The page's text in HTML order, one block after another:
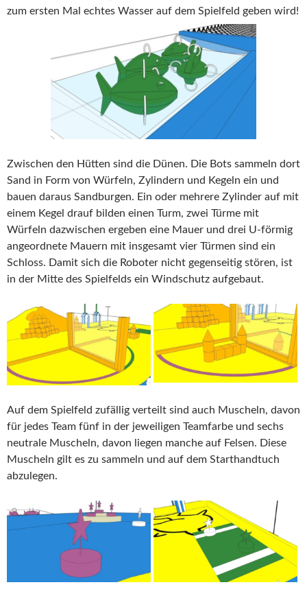
zum ersten Mal echtes Wasser auf dem Spielfeld geben wird!
Zwischen den Hütten sind die Dünen. Die Bots sammeln dort
Sand in Form von Würfeln, Zylindern und Kegeln ein und
bauen daraus Sandburgen. Ein oder mehrere Zylinder auf mit
einem Kegel drauf bilden einen Turm, zwei Türme mit
Würfeln dazwischen ergeben eine Mauer und drei U-förmig
angeordnete Mauern mit insgesamt vier Türmen sind ein
Schloss. Damit sich die Roboter nicht gegenseitig stören, ist
in der Mitte des Spielfelds ein Windschutz aufgebaut.
Auf dem Spielfeld zufällig verteilt sind auch Muscheln, davon
für jedes Team fünf in der jeweiligen Teamfarbe und sechs
neutrale Muscheln, davon liegen manche auf Felsen. Diese
Muscheln gilt es zu sammeln und auf dem Starthandtuch
abzulegen.